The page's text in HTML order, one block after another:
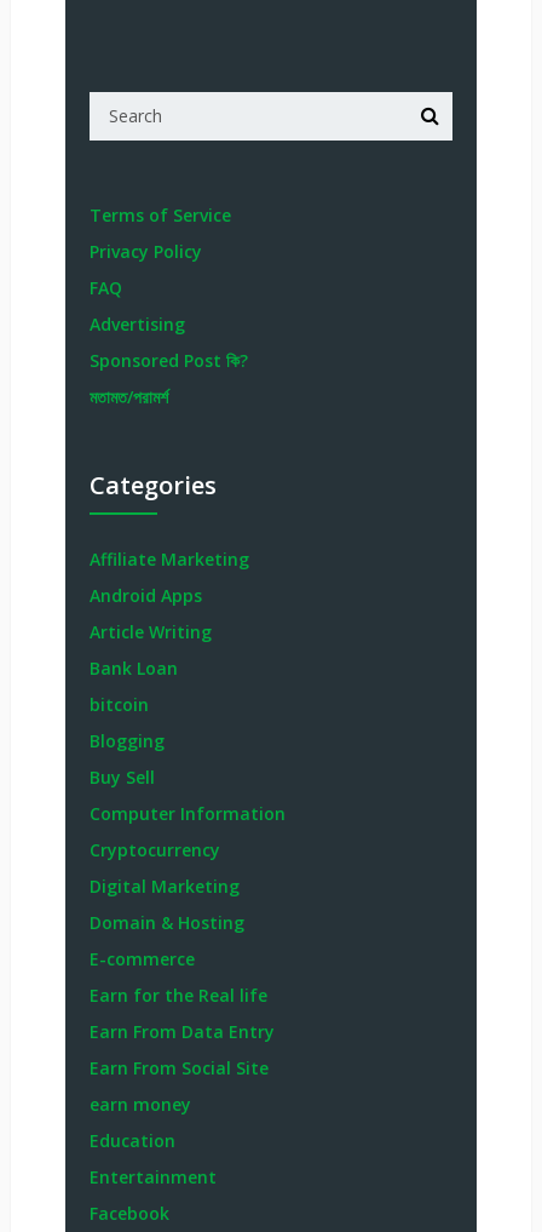
Terms of Service
Privacy Policy
FAQ
Advertising
Sponsored Post কি?
মতামত/পরামর্শ
Categories
Affiliate Marketing
Android Apps
Article Writing
Bank Loan
bitcoin
Blogging
Buy Sell
Computer Information
Cryptocurrency
Digital Marketing
Domain & Hosting
E-commerce
Earn for the Real life
Earn From Data Entry
Earn From Social Site
earn money
Education
Entertainment
Facebook